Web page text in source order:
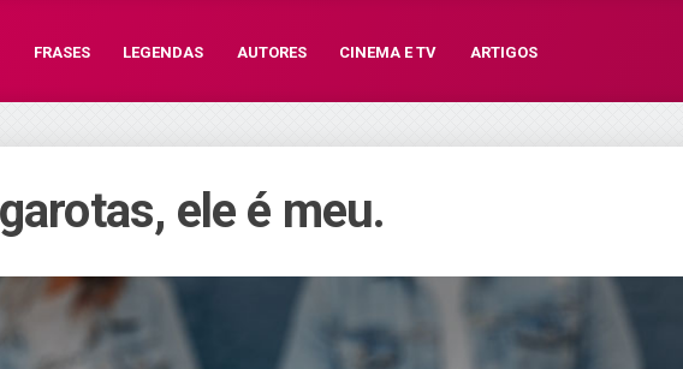
FRASES LEGENDAS AUTORES CINEMA E TV ARTIGOS
ele é meu.